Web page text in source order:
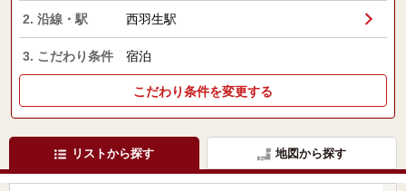
2. 沿線・駅 西羽生駅
3. こだわり条件 宿泊
こだわり条件を変更する
リストから探す 地図から探す